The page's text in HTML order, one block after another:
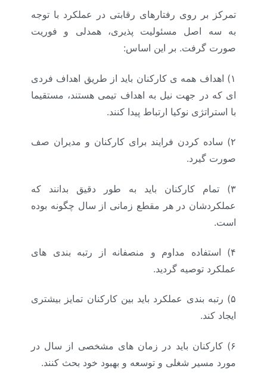
تمرکز بر روی رفتارهای رقابتی در عملکرد با توجه
به سه اصل مسئولیت پذیری، همدلی و فوریت
صورت گرفت. بر این اساس:
۱)
اهداف همه ی کارکنان باید از طریق اهداف فردی
ای که در جهت نیل به اهداف تیمی هستند، مستقیما
با استراتژی نوکیا ارتباط پیدا کنند.
۲)
ساده کردن فرایند برای کارکنان و مدیران صف
صورت گیرد.
۳)
تمام کارکنان باید به طور دقیق بدانند که
عملکردشان در هر مقطع زمانی از سال چگونه بوده
است.
۴)
استفاده مداوم و منصفانه از رتبه بندی های
عملکرد توصیه گردید.
۵)
رتبه بندی عملکرد باید بین کارکنان تمایز بیشتری
ایجاد کند.
۶)
کارکنان باید در زمان های مشخصی از سال در
مورد مسیر شغلی و توسعه و بهبود خود بحث کنند.